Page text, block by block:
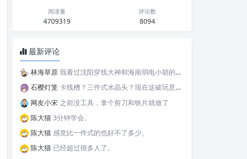
阅读量
4709319
评论数
8094
最新评论
林海草原 我看过沈阳穿线大神和海南弱电小胡的视频，他们做这些的熟练程度，是不是也是建立在这些翻车之上的....
石樱灯笼 卡线槽？三件式水晶头？现在这破玩意变得这么复杂了？
网友小宋 之前没工具，拿个剪刀和铁片就做了
陈大猫 3分钟学会。
陈大猫 感觉比一件式的也好不了多少。
陈大猫 已经超过很多人了。